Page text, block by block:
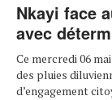
Nkayi face
avec
Ce mercredi 06
des pluies
d’engagement